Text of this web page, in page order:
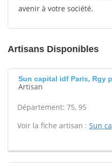
avenir à votre société.
Artisans Disponibles
Sun capital idf Paris, Rgy
Artisan
Département: 75, 95
Voir la fiche artisan : Sun